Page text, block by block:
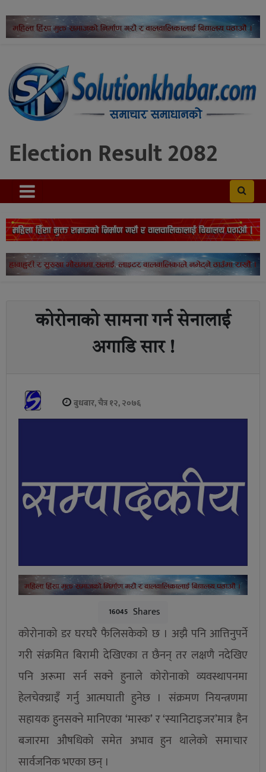
Election Result 2082
कोरोनाको सामना गर्न सेनालाई
अगाडि सार !
बुधबार, चैत्र १२, २०७६
16045 Shares
कोरोनाको डर घरघरै फैलिसकेको छ । अझै पनि आत्तिनुपर्ने
गरी संक्रमित बिरामी देखिएका त छैनन् तर लक्षणै नदेखिए
पनि अरूमा सर्न सक्ने हुनाले कोरोनाको व्यवस्थापनमा
हेलचेक्य्राइँ गर्नु आत्मघाती हुनेछ । संक्रमण नियन्त्रणमा
सहायक हुनसक्ने मानिएका ‘मास्क’ र ‘स्यानिटाइजर’मात्र हैन
बजारमा औषधिको समेत अभाव हुन थालेको समाचार
सार्वजनिक भएका छन् ।